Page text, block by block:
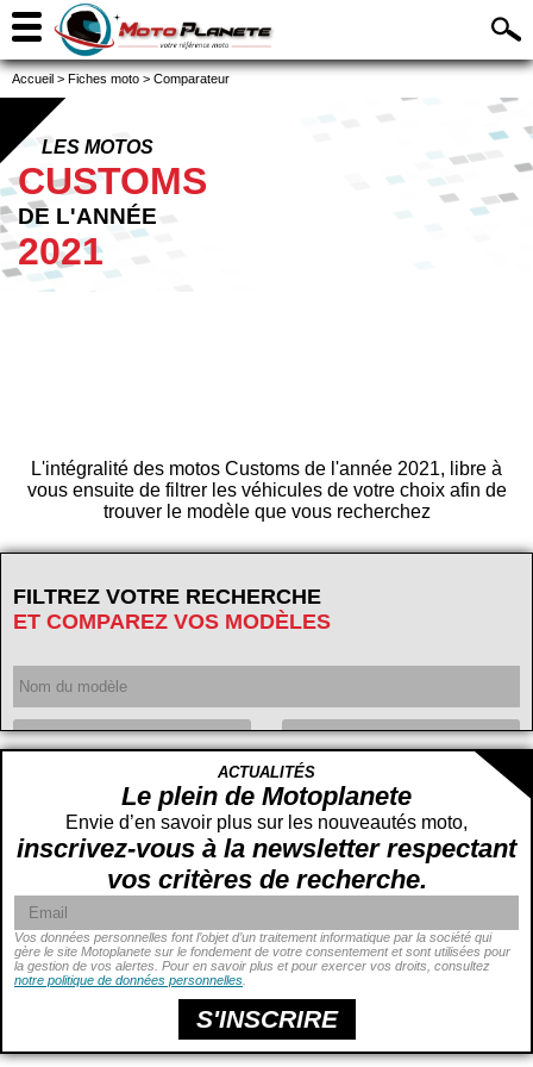
Accueil > Fiches moto > Comparateur
LES MOTOS
CUSTOMS
DE L'ANNÉE
2021
L'intégralité des motos Customs de l'année 2021, libre à
vous ensuite de filtrer les véhicules de votre choix afin de
trouver le modèle que vous recherchez
FILTREZ VOTRE RECHERCHE
ET COMPAREZ VOS MODÈLES
Cylindrée
cc
Puissance
ch -
Prix
cm -
ACTUALITÉS
Le plein de Motoplanete
Envie d’en savoir plus sur les nouveautés moto,
inscrivez-vous à la newsletter respectant
vos critères de recherche.
Vos données personnelles font l’objet d’un traitement informatique par la société qui
gère le site Motoplanete sur le fondement de votre consentement et sont utilisées pour
la gestion de vos alertes. Pour en savoir plus et pour exercer vos droits, consultez
notre politique de données personnelles
S'INSCRIRE